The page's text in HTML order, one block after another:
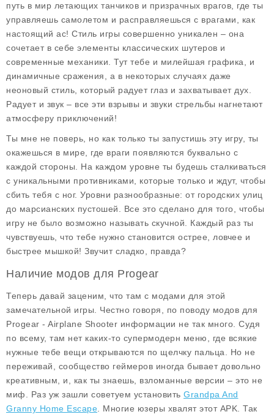
путь в мир летающих танчиков и призрачных врагов, где ты
управляешь самолетом и расправляешься с врагами, как
настоящий ас! Стиль игры совершенно уникален – она
сочетает в себе элементы классических шутеров и
современные механики. Тут тебе и милейшая графика, и
динамичные сражения, а в некоторых случаях даже
неоновый стиль, который радует глаз и захватывает дух.
Радует и звук – все эти взрывы и звуки стрельбы нагнетают
атмосферу приключений!
Ты мне не поверь, но как только ты запустишь эту игру, ты
окажешься в мире, где враги появляются буквально с
каждой стороны. На каждом уровне ты будешь сталкиваться
с уникальными противниками, которые только и ждут, чтобы
сбить тебя с ног. Уровни разнообразные: от городских улиц
до марсианских пустошей. Все это сделано для того, чтобы
игру не было возможно называть скучной. Каждый раз ты
чувствуешь, что тебе нужно становится острее, ловчее и
быстрее мышкой! Звучит сладко, правда?
Наличие модов для Progear
Теперь давай заценим, что там с модами для этой
замечательной игры. Честно говоря, по поводу модов для
Progear - Airplane Shooter информации не так много. Судя
по всему, там нет каких-то супермодерн меню, где всякие
нужные тебе вещи открываются по щелчку пальца. Но не
переживай, сообщество геймеров иногда бывает довольно
креативным, и, как ты знаешь, взломанные версии – это не
миф. Раз уж зашли советуем установить Grandpa And
Granny Home Escape . Многие юзеры хвалят этот APK. Так